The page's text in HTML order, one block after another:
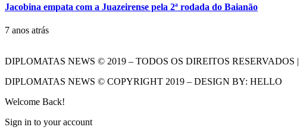
Jacobina empata com a Juazeirense pela 2ª rodada do Baianão
7 anos atrás
DIPLOMATAS NEWS © 2019 – TODOS OS DIREITOS RESERVADOS |
DIPLOMATAS NEWS © COPYRIGHT 2019 – DESIGN BY: HELLO
Welcome Back!
Sign in to your account